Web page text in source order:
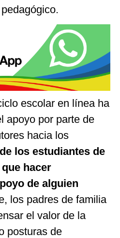
escolar en línea ha
apoyo por parte de
hacia los
los estudiantes de
hacer
de alguien
los padres de familia
el valor de la
posturas de